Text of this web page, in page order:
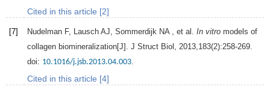
Cited in this article [2]
[7] Nudelman F, Lausch AJ Sommerdijk NA , et al. In vitro models of
collagen biomineralization[J]. J Struct Biol 2013 183(2):258-269.
doi: 10.1016/j.jsb.2013.04.003
Cited in this article [4]